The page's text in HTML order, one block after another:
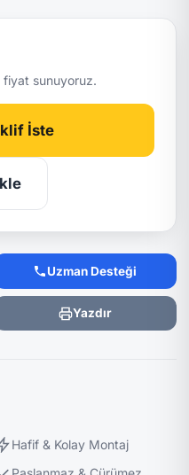
fiyat sunuyoruz.
İste
Uzman Desteği
Yazdır
Hafif & Kolay Montaj